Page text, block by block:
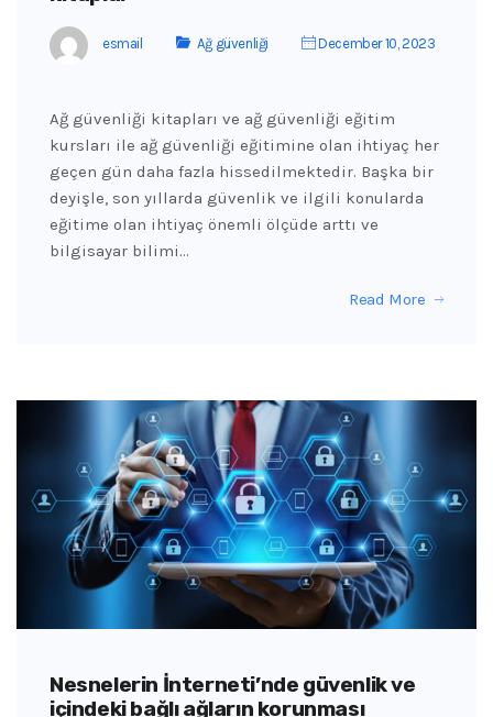
esmail Ağ güvenliği December 10, 2023
Ağ güvenliği kitapları ve ağ güvenliği eğitim
kursları ile ağ güvenliği eğitimine olan ihtiyaç her
geçen gün daha fazla hissedilmektedir. Başka bir
deyişle, son yıllarda güvenlik ve ilgili konularda
eğitime olan ihtiyaç önemli ölçüde arttı ve
bilgisayar bilimi…
Read More
Nesnelerin İnterneti’nde güvenlik ve
içindeki bağlı ağların korunması